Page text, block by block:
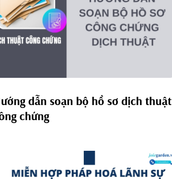
dẫn soạn bộ hồ sơ dịch thuật
chứng